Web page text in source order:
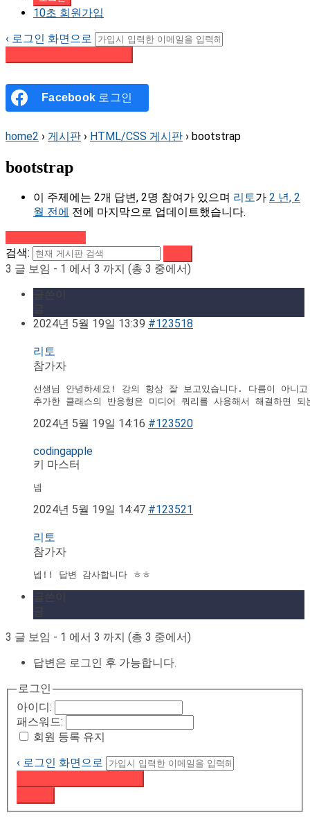
10초 회원가입
‹ 로그인 화면으로
Facebook 로그인
home2 › 게시판 › HTML/CSS 게시판 › bootstrap
bootstrap
이 주제에는 2개 답변, 2명 참여가 있으며 리토가 2 년, 2
월 전에 전에 마지막으로 업데이트했습니다.
검색:
3 글 보임 - 1 에서 3 까지 (총 3 중에서)
2024년 5월 19일 13:39 #123518
리토
참가자
선생님 안녕하세요! 강의 항상 잘 보고있습니다. 다름이 아니
추가한 클래스의 반응형은 미디어 쿼리를 사용해서 해결하면 되
2024년 5월 19일 14:16 #123520
codingapple
키 마스터
넴
2024년 5월 19일 14:47 #123521
리토
참가자
넵!! 답변 감사합니다 ㅎㅎ
3 글 보임 - 1 에서 3 까지 (총 3 중에서)
답변은 로그인 후 가능합니다.
로그인
아이디:
패스워드:
회원 등록 유지
‹ 로그인 화면으로